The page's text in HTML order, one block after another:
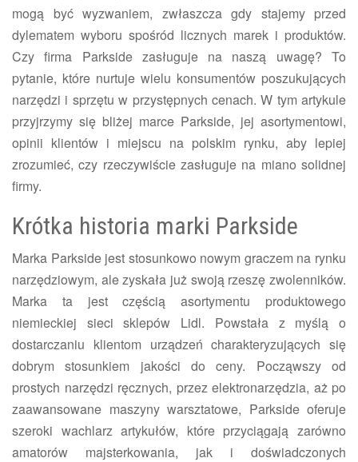
mogą być wyzwaniem, zwłaszcza gdy stajemy przed
dylematem wyboru spośród licznych marek i produktów.
Czy firma Parkside zasługuje na naszą uwagę? To
pytanie, które nurtuje wielu konsumentów poszukujących
narzędzi i sprzętu w przystępnych cenach. W tym artykule
przyjrzymy się bliżej marce Parkside, jej asortymentowi,
opinii klientów i miejscu na polskim rynku, aby lepiej
zrozumieć, czy rzeczywiście zasługuje na miano solidnej
firmy.
Krótka historia marki Parkside
Marka Parkside jest stosunkowo nowym graczem na rynku
narzędziowym, ale zyskała już swoją rzeszę zwolenników.
Marka ta jest częścią asortymentu produktowego
niemieckiej sieci sklepów Lidl. Powstała z myślą o
dostarczaniu klientom urządzeń charakteryzujących się
dobrym stosunkiem jakości do ceny. Począwszy od
prostych narzędzi ręcznych, przez elektronarzędzia, aż po
zaawansowane maszyny warsztatowe, Parkside oferuje
szeroki wachlarz artykułów, które przyciągają zarówno
amatorów majsterkowania, jak i doświadczonych